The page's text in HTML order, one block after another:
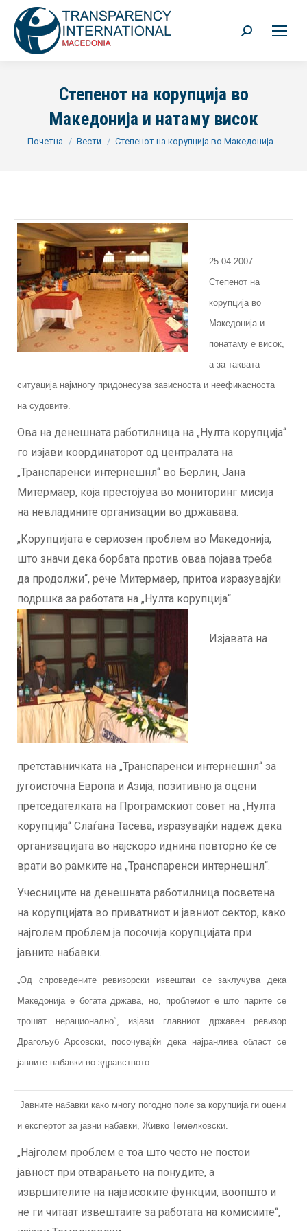
Search:
Степенот на корупција во
Македонија и натаму висок
You are here:
Почетна Вести Степенот на корупција во Македонија…
25.04.2007
Степенот на
корупција во
Македонија и
понатаму е висок,
а за таквата
ситуација најмногу придонесува зависноста и неефикасноста
на судовите.
Ова на денешната работилница на „Нулта корупција“
го изјави координаторот од централата на
„Транспаренси интернешнл“ во Берлин, Јана
Митермаер, која престојува во мониторинг мисија
на невладините организации во државава.
„Корупцијата е сериозен проблем во Македонија,
што значи дека борбата против оваа појава треба
да продолжи“, рече Митермаер, притоа изразувајќи
подршка за работата на „Нулта корупција“.
Изјавата на
претставничката на „Транспаренси интернешнл“ за
југоисточна Европа и Азија, позитивно ја оцени
претседателката на Програмскиот совет на „Нулта
корупција“ Слаѓана Тасева, изразувајќи надеж дека
организацијата во најскоро иднина повторно ќе се
врати во рамките на „Транспаренси интернешнл“.
Учесниците на денешната работилница посветена
на корупцијата во приватниот и јавниот сектор, како
најголем проблем ја посочија корупцијата при
јавните набавки.
„Од спроведените ревизорски извештаи се заклучува дека
Македонија е богата држава, но, проблемот е што парите се
трошат нерационално“, изјави главниот државен ревизор
Драгољуб Арсовски, посочувајќи дека најранлива област се
јавните набавки во здравството.
Јавните набавки како многу погодно поле за корупција ги оцени
и експертот за јавни набавки, Живко Темелковски.
„Најголем проблем е тоа што често не постои
јавност при отварањето на понудите, а
извршителите на највисоките функции, воопшто и
не ги читаат извештаите за работата на комисиите“,